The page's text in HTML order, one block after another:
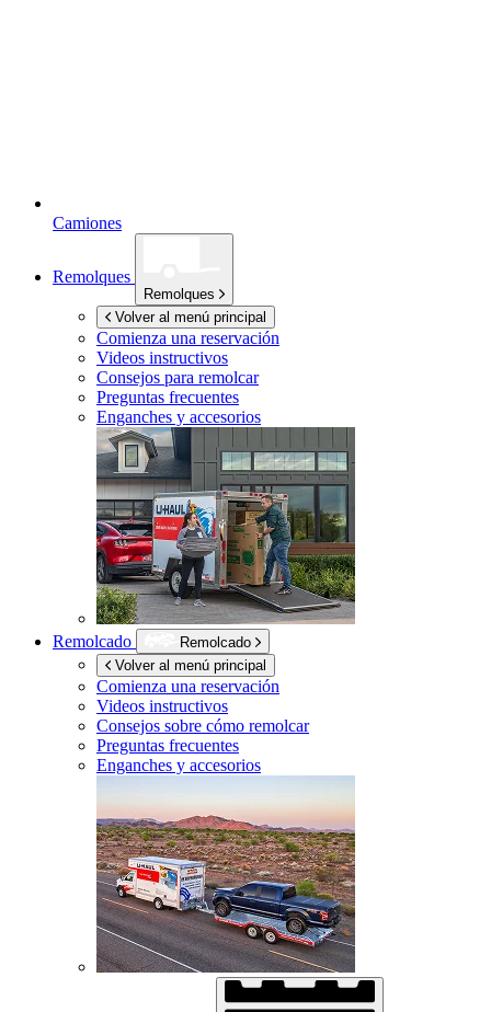
Camiones
Remolques
Remolques
Volver al menú principal
Comienza una reservación
Videos instructivos
Consejos para remolcar
Preguntas frecuentes
Enganches y accesorios
Remolcado
Remolcado
Volver al menú principal
Comienza una reservación
Videos instructivos
Consejos sobre cómo remolcar
Preguntas frecuentes
Enganches y accesorios